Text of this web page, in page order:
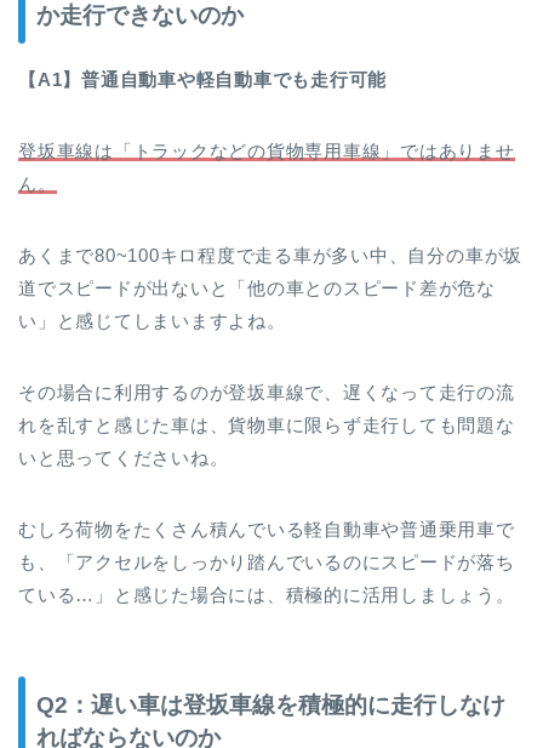
か走行できないのか
【A1】普通自動車や軽自動車でも走行可能
登坂車線は「トラックなどの貨物専用車線」ではありませ
ん。
あくまで80~100キロ程度で走る車が多い中、自分の車が坂
道でスピードが出ないと「他の車とのスピード差が危な
い」と感じてしまいますよね。
その場合に利用するのが登坂車線で、遅くなって走行の流
れを乱すと感じた車は、貨物車に限らず走行しても問題な
いと思ってくださいね。
むしろ荷物をたくさん積んでいる軽自動車や普通乗用車で
も、「アクセルをしっかり踏んでいるのにスピードが落ち
ている…」と感じた場合には、積極的に活用しましょう。
Q2：遅い車は登坂車線を積極的に走行しなけ
ればならないのか